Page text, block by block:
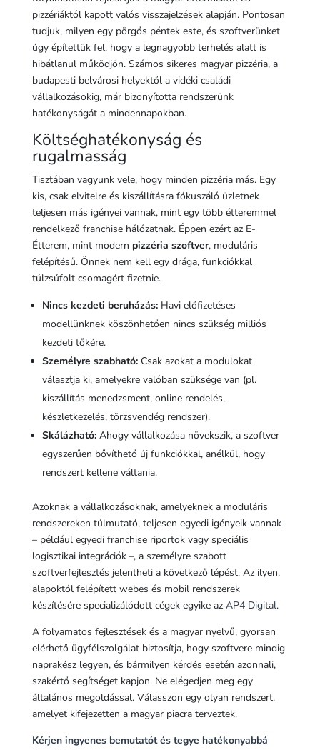
pizzériáktól kapott valós visszajelzések alapján. Pontosan
tudjuk, milyen egy pörgős péntek este, és szoftverünket
úgy építettük fel, hogy a legnagyobb terhelés alatt is
hibátlanul működjön. Számos sikeres magyar pizzéria, a
budapesti belvárosi helyektől a vidéki családi
vállalkozásokig, már bizonyította rendszerünk
hatékonyságát a mindennapokban.
Költséghatékonyság és
rugalmasság
Tisztában vagyunk vele, hogy minden pizzéria más. Egy
kis, csak elvitelre és kiszállításra fókuszáló üzletnek
teljesen más igényei vannak, mint egy több étteremmel
rendelkező franchise hálózatnak. Éppen ezért az E-
Étterem, mint modern pizzéria szoftver, moduláris
felépítésű. Önnek nem kell egy drága, funkciókkal
túlzsúfolt csomagért fizetnie.
Nincs kezdeti beruházás:Havi előfizetéses
modellünknek köszönhetően nincs szükség milliós
kezdeti tőkére.
Személyre szabható:Csak azokat a modulokat
választja ki, amelyekre valóban szüksége van (pl.
kiszállítás menedzsment, online rendelés,
készletkezelés, törzsvendég rendszer).
Skálázható:Ahogy vállalkozása növekszik, a szoftver
egyszerűen bővíthető új funkciókkal, anélkül, hogy
rendszert kellene váltania.
Azoknak a vállalkozásoknak, amelyeknek a moduláris
rendszereken túlmutató, teljesen egyedi igényeik vannak
– például egyedi franchise riportok vagy speciális
logisztikai integrációk –, a személyre szabott
szoftverfejlesztés jelentheti a következő lépést. Az ilyen,
alapoktól felépített webes és mobil rendszerek
készítésére specializálódott cégek egyike az AP4 Digital.
A folyamatos fejlesztések és a magyar nyelvű, gyorsan
elérhető ügyfélszolgálat biztosítja, hogy szoftvere mindig
naprakész legyen, és bármilyen kérdés esetén azonnali,
szakértő segítséget kapjon. Ne elégedjen meg egy
általános megoldással. Válasszon egy olyan rendszert,
amelyet kifejezetten a magyar piacra terveztek.
Kérjen ingyenes bemutatót és tegye hatékonyabbá